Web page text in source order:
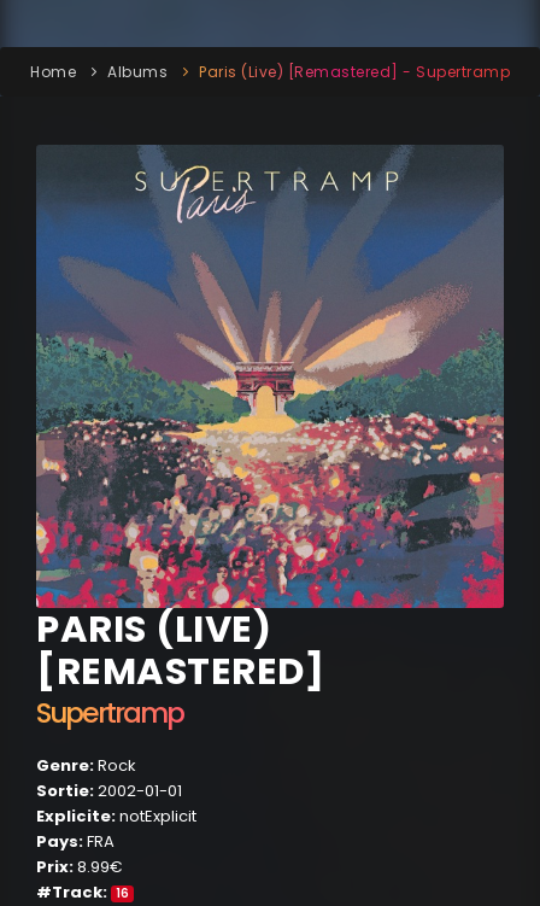
Home Albums Paris (Live) [Remastered] - Supertramp
PARIS (LIVE)
[REMASTERED]
Supertramp
Genre:Rock
Sortie:2002-01-01
Explicite:notExplicit
Pays:FRA
Prix:8.99€
#Track: 16